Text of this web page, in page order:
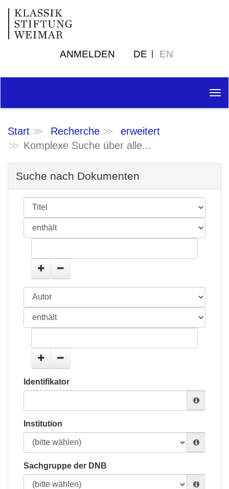
ANMELDEN DE EN
Start Recherche
erweitert
Komplexe Suche über alle...
Suche nach Dokumenten
Identifikator
Institution
Sachgruppe der DNB